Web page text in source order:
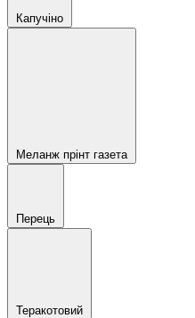
Капучіно
Меланж прінт газета
Перець
Теракотовий